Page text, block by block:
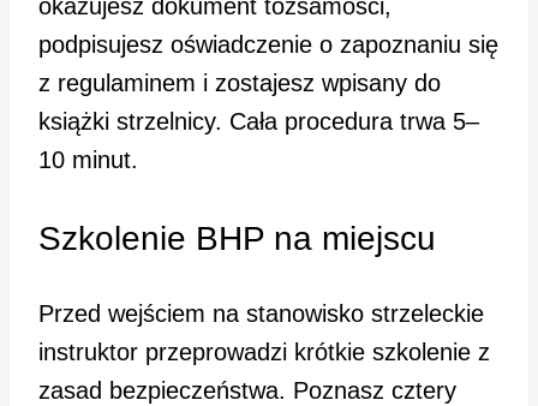
okazujesz dokument tożsamości,
podpisujesz oświadczenie o zapoznaniu się
z regulaminem i zostajesz wpisany do
książki strzelnicy. Cała procedura trwa 5–
10 minut.
Szkolenie BHP na miejscu
Przed wejściem na stanowisko strzeleckie
instruktor przeprowadzi krótkie szkolenie z
zasad bezpieczeństwa. Poznasz cztery